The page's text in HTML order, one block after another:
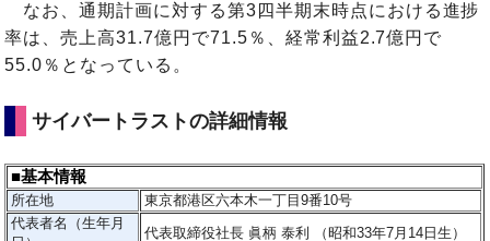
なお、通期計画に対する第3四半期末時点における進捗
率は、売上高31.7億円で71.5％、経常利益2.7億円で
55.0％となっている。
サイバートラストの詳細情報
■基本情報
所在地
東京都港区六本木一丁目9番10号
代表者名（生年月
代表取締役社長 眞柄 泰利 （昭和33年7月14日生）